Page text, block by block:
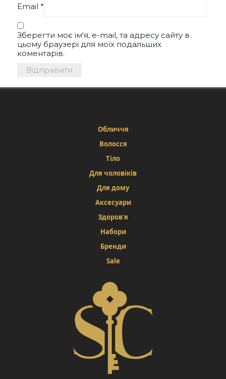
Email *
Зберегти моє ім'я, e-mail, та адресу сайту в
цьому браузері для моїх подальших
коментарів.
Обличчя
Волосся
Тіло
Для чоловіків
Для дому
Аксесуари
Здоров’я
Набори
Бренди
Sale